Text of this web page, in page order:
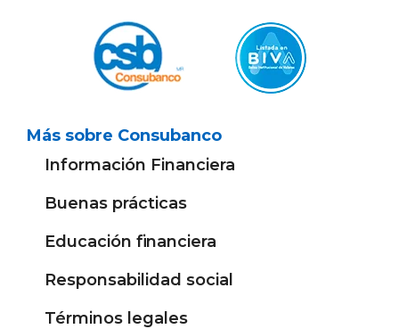
Más sobre Consubanco
Información Financiera
Buenas prácticas
Educación financiera
Responsabilidad social
Términos legales